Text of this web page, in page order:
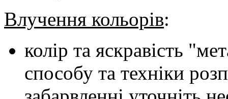
Влучення кольорів:
колір та яскравість
способу та техніки